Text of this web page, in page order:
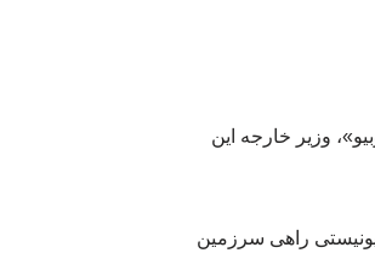
وزیر خارجه این
راهی سرزمین